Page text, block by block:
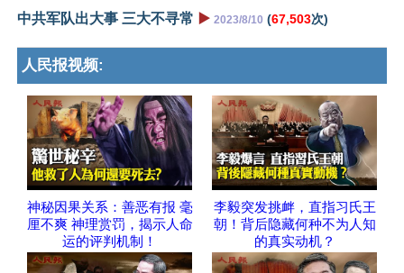
中共军队出大事 三大不寻常 ▶️ 2023/8/10 (67,503次)
人民报视频:
神秘因果关系：善恶有报 毫
厘不爽 神理赏罚，揭示人命
运的评判机制！
李毅突发挑衅，直指习氏王
朝！背后隐藏何种不为人知
的真实动机？